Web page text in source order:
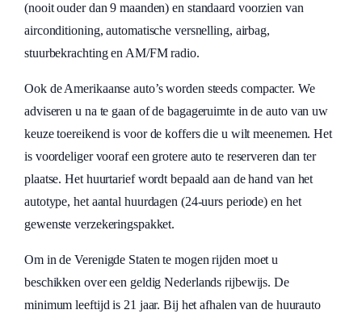
(nooit ouder dan 9 maanden) en standaard voorzien van
airconditioning, automatische versnelling, airbag,
stuurbekrachting en AM/FM radio.
Ook de Amerikaanse auto’s worden steeds compacter. We
adviseren u na te gaan of de bagageruimte in de auto van uw
keuze toereikend is voor de koffers die u wilt meenemen. Het
is voordeliger vooraf een grotere auto te reserveren dan ter
plaatse. Het huurtarief wordt bepaald aan de hand van het
autotype, het aantal huurdagen (24-uurs periode) en het
gewenste verzekeringspakket.
Om in de Verenigde Staten te mogen rijden moet u
beschikken over een geldig Nederlands rijbewijs. De
minimum leeftijd is 21 jaar. Bij het afhalen van de huurauto